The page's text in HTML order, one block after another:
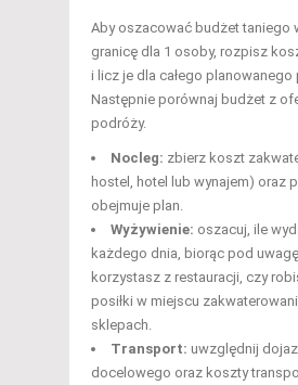
Aby oszacować budżet taniego
granicę dla 1 osoby, rozpisz
i licz je dla całego planowanego
Następnie porównaj budżet z
podróży.
Nocleg: zbierz koszt
hostel, hotel lub wynajem) oraz
obejmuje plan.
Wyżywienie: oszacuj, ile
każdego dnia, biorąc pod
korzystasz z restauracji, czy
posiłki w miejscu
sklepach.
Transport: uwzględnij
docelowego oraz koszty